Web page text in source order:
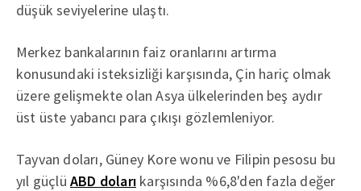
düşük seviyelerine ulaştı.
Merkez bankalarının faiz oranlarını artırma
konusundaki isteksizliği karşısında, Çin hariç olmak
üzere gelişmekte olan Asya ülkelerinden beş aydır
üst üste yabancı para çıkışı gözlemleniyor.
Tayvan doları, Güney Kore wonu ve Filipin pesosu bu
yıl güçlü ABD doları karşısında %6,8'den fazla değer